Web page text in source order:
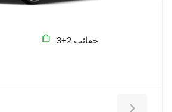
3+2 حقائب